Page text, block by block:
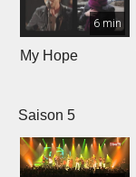
6 min
My Hope
Saison 5